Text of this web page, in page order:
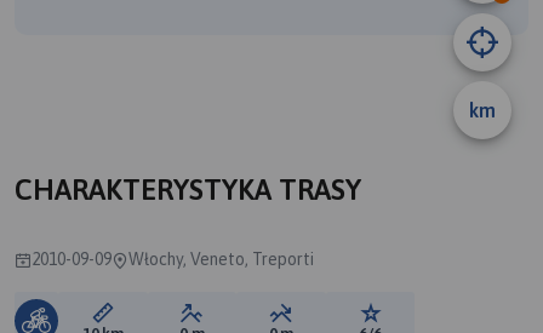
km
CHARAKTERYSTYKA TRASY
2010-09-09 Włochy, Veneto, Treporti